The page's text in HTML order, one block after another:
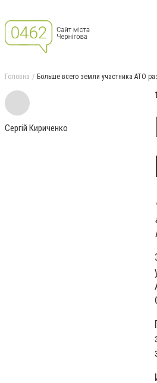
Головна Больше всего земли участника АТО
Сергій Кириченко